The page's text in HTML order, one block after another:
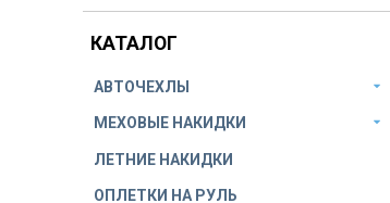
КАТАЛОГ
АВТОЧЕХЛЫ
МЕХОВЫЕ НАКИДКИ
ЛЕТНИЕ НАКИДКИ
ОПЛЕТКИ НА РУЛЬ